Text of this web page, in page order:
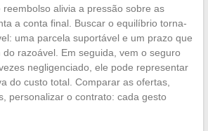
alivia a pressão sobre as
a conta final. Buscar o equilíbrio torna-
uma parcela suportável e um prazo que
razoável. Em seguida, vem o seguro
negligenciado, ele pode representar
do custo total. Comparar as ofertas,
personalizar o contrato: cada gesto